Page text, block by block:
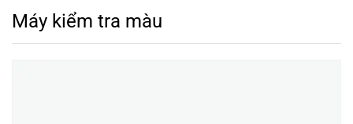
Máy kiểm tra màu